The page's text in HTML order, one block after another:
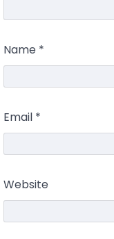
Name *
Email *
Website